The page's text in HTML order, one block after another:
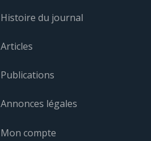
Histoire du journal
Articles
Publications
Annonces légales
Mon compte